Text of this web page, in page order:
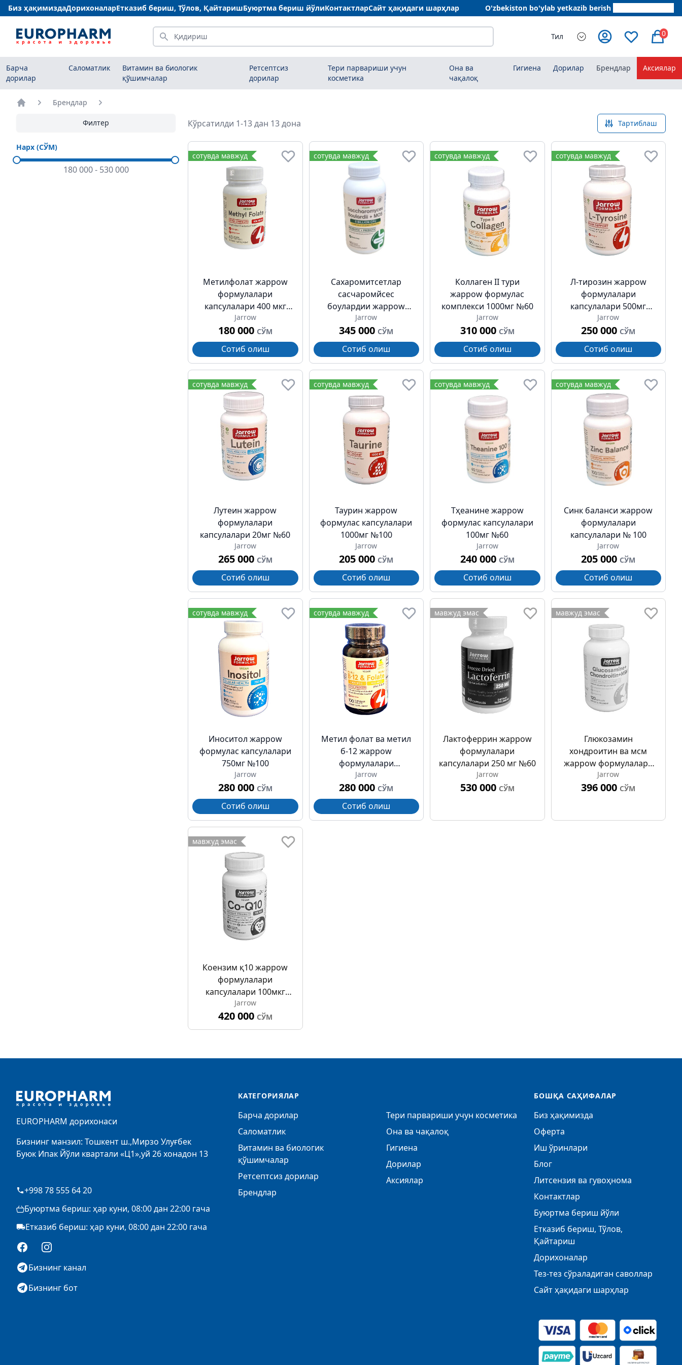
Биз ҳақимиздаДорихоналарЕтказиб бериш, Тўлов, ҚайтаришБуюртма бериш йўлиКонтактларСайт ҳақидаги шарҳлар O'zbekiston bo'ylab yetkazib berish
Қидириш Тил 0
Барча
дорилар
Саломатлик
Витамин ва биологик
қўшимчалар
Ретсептсиз
дорилар
Тери парвариши учун
косметика
Она ва
чақалоқ
Гигиена Дорилар Брендлар Аксиялар
Брендлар
Филтер
Нарх (СЎМ)
180 000- 530 000
Кўрсатилди 1-13 дан 13 дона Тартиблаш
сотувда мавжуд
Метилфолат жарроw
формулалари
капсулалари 400 мкг
№60
Jarrow
180 000 СЎМ
Сотиб олиш
сотувда мавжуд
Сахаромитсетлар
саcчаромйcес
боулардии жарроw
формулалари
капсулалар №90
Jarrow
345 000 СЎМ
Сотиб олиш
сотувда мавжуд
Коллаген II тури
жарроw формулас
комплекси 1000мг №60
Jarrow
310 000 СЎМ
Сотиб олиш
сотувда мавжуд
Л-тирозин жарроw
формулалари
капсулалари 500мг
№100
Jarrow
250 000 СЎМ
Сотиб олиш
сотувда мавжуд
Лутеин жарроw
формулалари
капсулалари 20мг №60
Jarrow
265 000 СЎМ
Сотиб олиш
сотувда мавжуд
Таурин жарроw
формулас капсулалари
1000мг №100
Jarrow
205 000 СЎМ
Сотиб олиш
сотувда мавжуд
Тҳеанине жарроw
формулас капсулалари
100мг №60
Jarrow
240 000 СЎМ
Сотиб олиш
сотувда мавжуд
Синк баланси жарроw
формулалари
капсулалари № 100
Jarrow
205 000 СЎМ
Сотиб олиш
сотувда мавжуд
Иноситол жарроw
формулас капсулалари
750мг №100
Jarrow
280 000 СЎМ
Сотиб олиш
сотувда мавжуд
Метил фолат ва метил
б-12 жарроw
формулалари
лолипоплар 1000мкг /
400мкг №100
Jarrow
280 000 СЎМ
Сотиб олиш
мавжуд эмас
Лактоферрин жарроw
формулалари
капсулалари 250 мг №60
Jarrow
530 000 СЎМ
мавжуд эмас
Глюкозамин
хондроитин ва мсм
жарроw формулалари
капсулалари Но 120
Jarrow
396 000 СЎМ
мавжуд эмас
Коензим қ10 жарроw
формулалари
капсулалари 100мкг
№60
Jarrow
420 000 СЎМ
EUROPHARM дорихонаси
Бизнинг манзил: Тошкент ш.,Мирзо Улуғбек
Буюк Ипак Йўли квартали «Ц1»,уй 26 хонадон 13
+998 78 555 64 20
Буюртма бериш: ҳар куни, 08:00 дан 22:00 гача
Етказиб бериш: ҳар куни, 08:00 дан 22:00 гача
FacebookInstagram
Бизнинг канал
Бизнинг бот
КАТЕГОРИЯЛАР
Барча дорилар
Саломатлик
Витамин ва биологик
қўшимчалар
Ретсептсиз дорилар
Брендлар
Тери парвариши учун косметика
Она ва чақалоқ
Гигиена
Дорилар
Аксиялар
БОШҚА САҲИФАЛАР
Биз ҳақимизда
Оферта
Иш ўринлари
Блог
Литсензия ва гувоҳнома
Контактлар
Буюртма бериш йўли
Етказиб бериш, Тўлов,
Қайтариш
Дорихоналар
Тез-тез сўраладиган саволлар
Сайт ҳақидаги шарҳлар